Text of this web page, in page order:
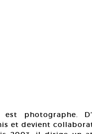
photographe.
et devient